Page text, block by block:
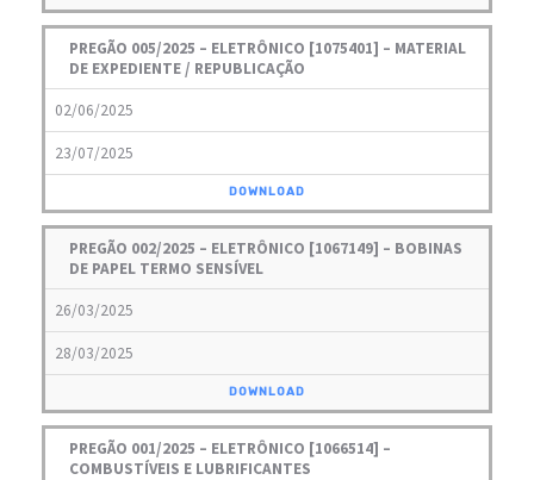
PREGÃO 005/2025 – ELETRÔNICO [1075401] – MATERIAL
DE EXPEDIENTE / REPUBLICAÇÃO
02/06/2025
23/07/2025
DOWNLOAD
PREGÃO 002/2025 – ELETRÔNICO [1067149] – BOBINAS
DE PAPEL TERMO SENSÍVEL
26/03/2025
28/03/2025
DOWNLOAD
PREGÃO 001/2025 – ELETRÔNICO [1066514] –
COMBUSTÍVEIS E LUBRIFICANTES